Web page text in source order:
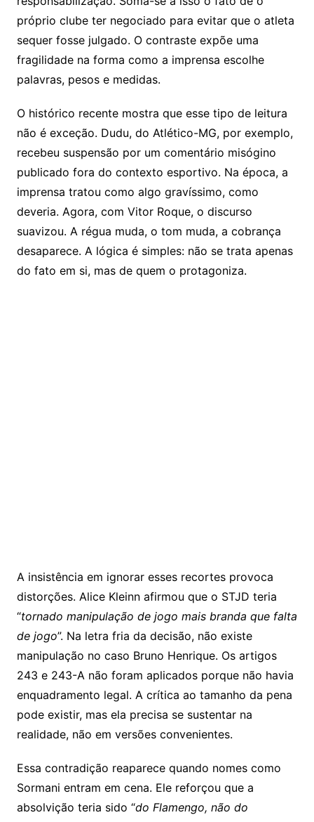
próprio clube ter negociado para evitar que o atleta
sequer fosse julgado. O contraste expõe uma
fragilidade na forma como a imprensa escolhe
palavras, pesos e medidas.
O histórico recente mostra que esse tipo de leitura
não é exceção. Dudu, do Atlético-MG, por exemplo,
recebeu suspensão por um comentário misógino
publicado fora do contexto esportivo. Na época, a
imprensa tratou como algo gravíssimo, como
deveria. Agora, com Vitor Roque, o discurso
suavizou. A régua muda, o tom muda, a cobrança
desaparece. A lógica é simples: não se trata apenas
do fato em si, mas de quem o protagoniza.
A insistência em ignorar esses recortes provoca
distorções. Alice Kleinn afirmou que o STJD teria
“tornado manipulação de jogo mais branda que falta
de jogo”. Na letra fria da decisão, não existe
manipulação no caso Bruno Henrique. Os artigos
243 e 243-A não foram aplicados porque não havia
enquadramento legal. A crítica ao tamanho da pena
pode existir, mas ela precisa se sustentar na
realidade, não em versões convenientes.
Essa contradição reaparece quando nomes como
Sormani entram em cena. Ele reforçou que a
absolvição teria sido “do Flamengo, não do